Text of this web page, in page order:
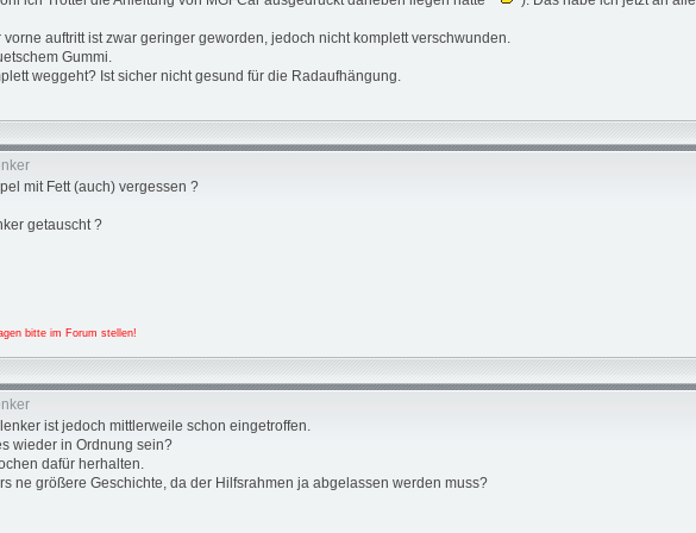
auftritt ist zwar geringer geworden, jedoch nicht komplett verschwunden.
Gummi.
weggeht? Ist sicher nicht gesund für die Radaufhängung.
mit Fett (auch) vergessen ?
getauscht ?
bitte im Forum stellen!
ist jedoch mittlerweile schon eingetroffen.
wieder in Ordnung sein?
dafür herhalten.
ne größere Geschichte, da der Hilfsrahmen ja abgelassen werden muss?